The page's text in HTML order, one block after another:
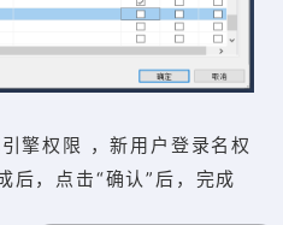
擎权限 ，新用户登录名权
后，点击“确认”后，完成